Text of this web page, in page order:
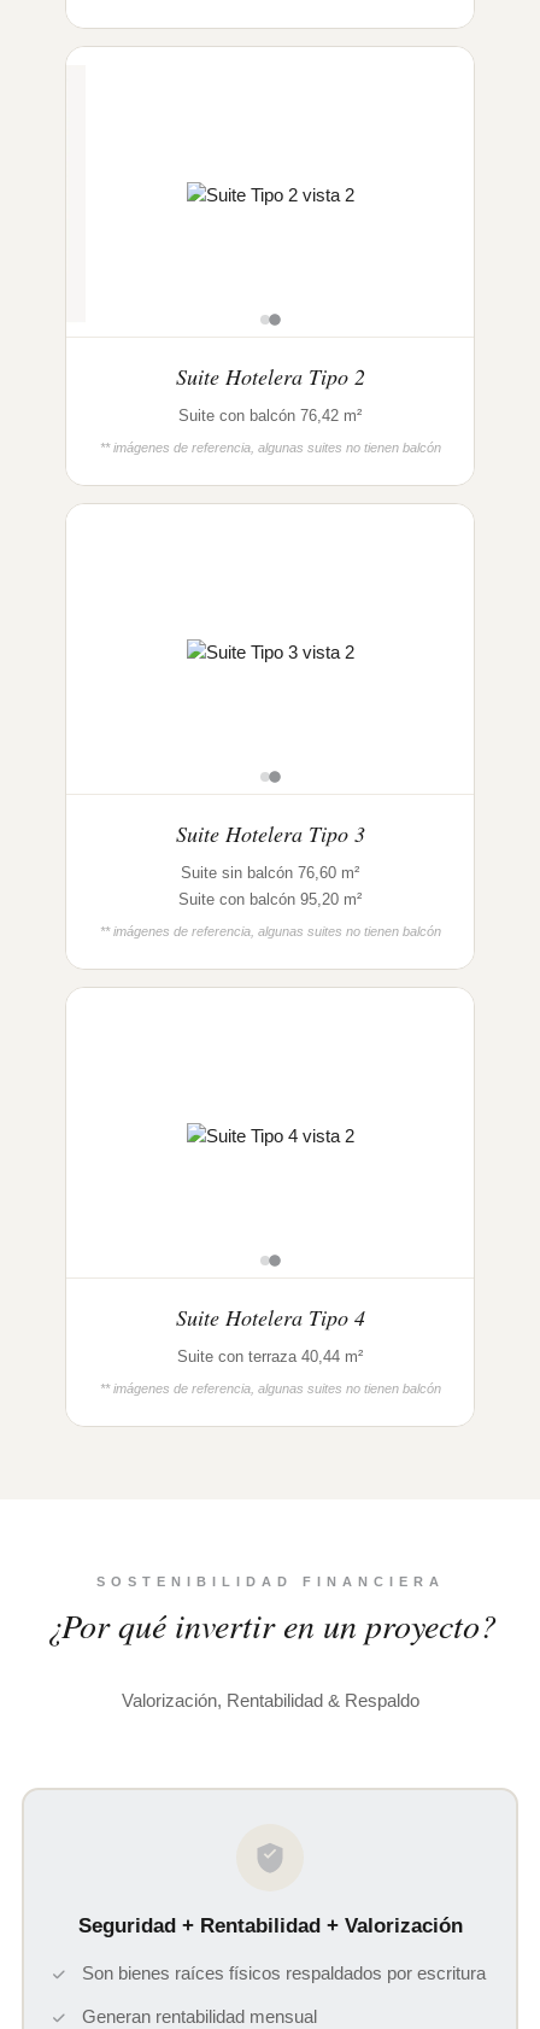
Suite Hotelera Tipo 2
Suite con balcón 76,42 m²
** imágenes de referencia, algunas suites no tienen balcón
Suite Hotelera Tipo 3
Suite sin balcón 76,60 m²
Suite con balcón 95,20 m²
** imágenes de referencia, algunas suites no tienen balcón
Suite Hotelera Tipo 4
Suite con terraza 40,44 m²
** imágenes de referencia, algunas suites no tienen balcón
SOSTENIBILIDAD FINANCIERA
¿Por qué invertir en un proyecto?
Valorización, Rentabilidad & Respaldo
Seguridad + Rentabilidad + Valorización
Son bienes raíces físicos respaldados por escritura
Generan rentabilidad mensual